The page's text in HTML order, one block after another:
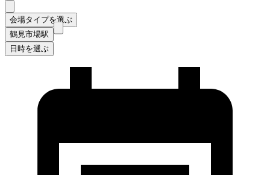
会場タイプを選ぶ
鶴見市場駅
日時を選ぶ